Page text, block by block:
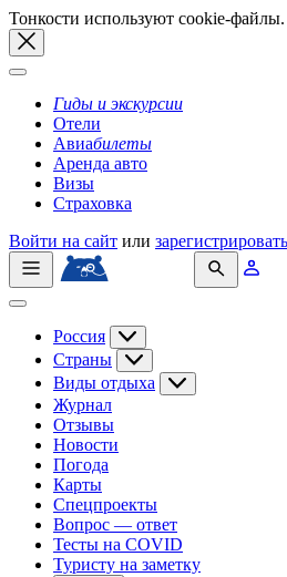
Тонкости используют сookie-файлы.
Гиды и экскурсии
Отели
Авиабилеты
Аренда авто
Визы
Страховка
Войти на сайт или
Россия
Страны
Виды отдыха
Журнал
Отзывы
Новости
Погода
Карты
Спецпроекты
Вопрос — ответ
Тесты на COVID
Туристу на заметку